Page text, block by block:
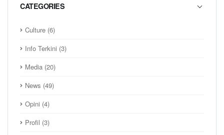
CATEGORIES
Culture (6)
Info Terkini (3)
Media (20)
News (49)
Opini (4)
Profil (3)